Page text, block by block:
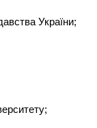
України;